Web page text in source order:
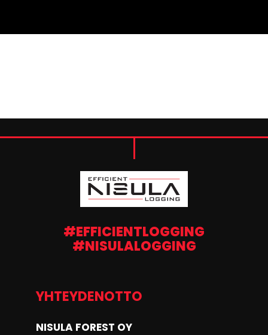
#EFFICIENTLOGGING
#NISULALOGGING
YHTEYDENOTTO
NISULA FOREST OY